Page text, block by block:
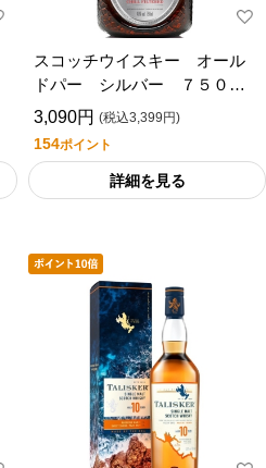
スコッチウイスキー オール
ドパー シルバー ７５０ｍ
ｌ
3,090円 (税込3,399円)
154ポイント
詳細を見る